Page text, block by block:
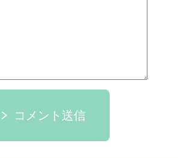
コメント送信